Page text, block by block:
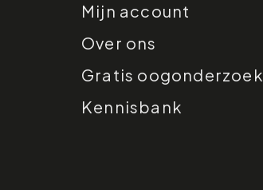
Mijn account
Over ons
Gratis oogonderzoek
Kennisbank